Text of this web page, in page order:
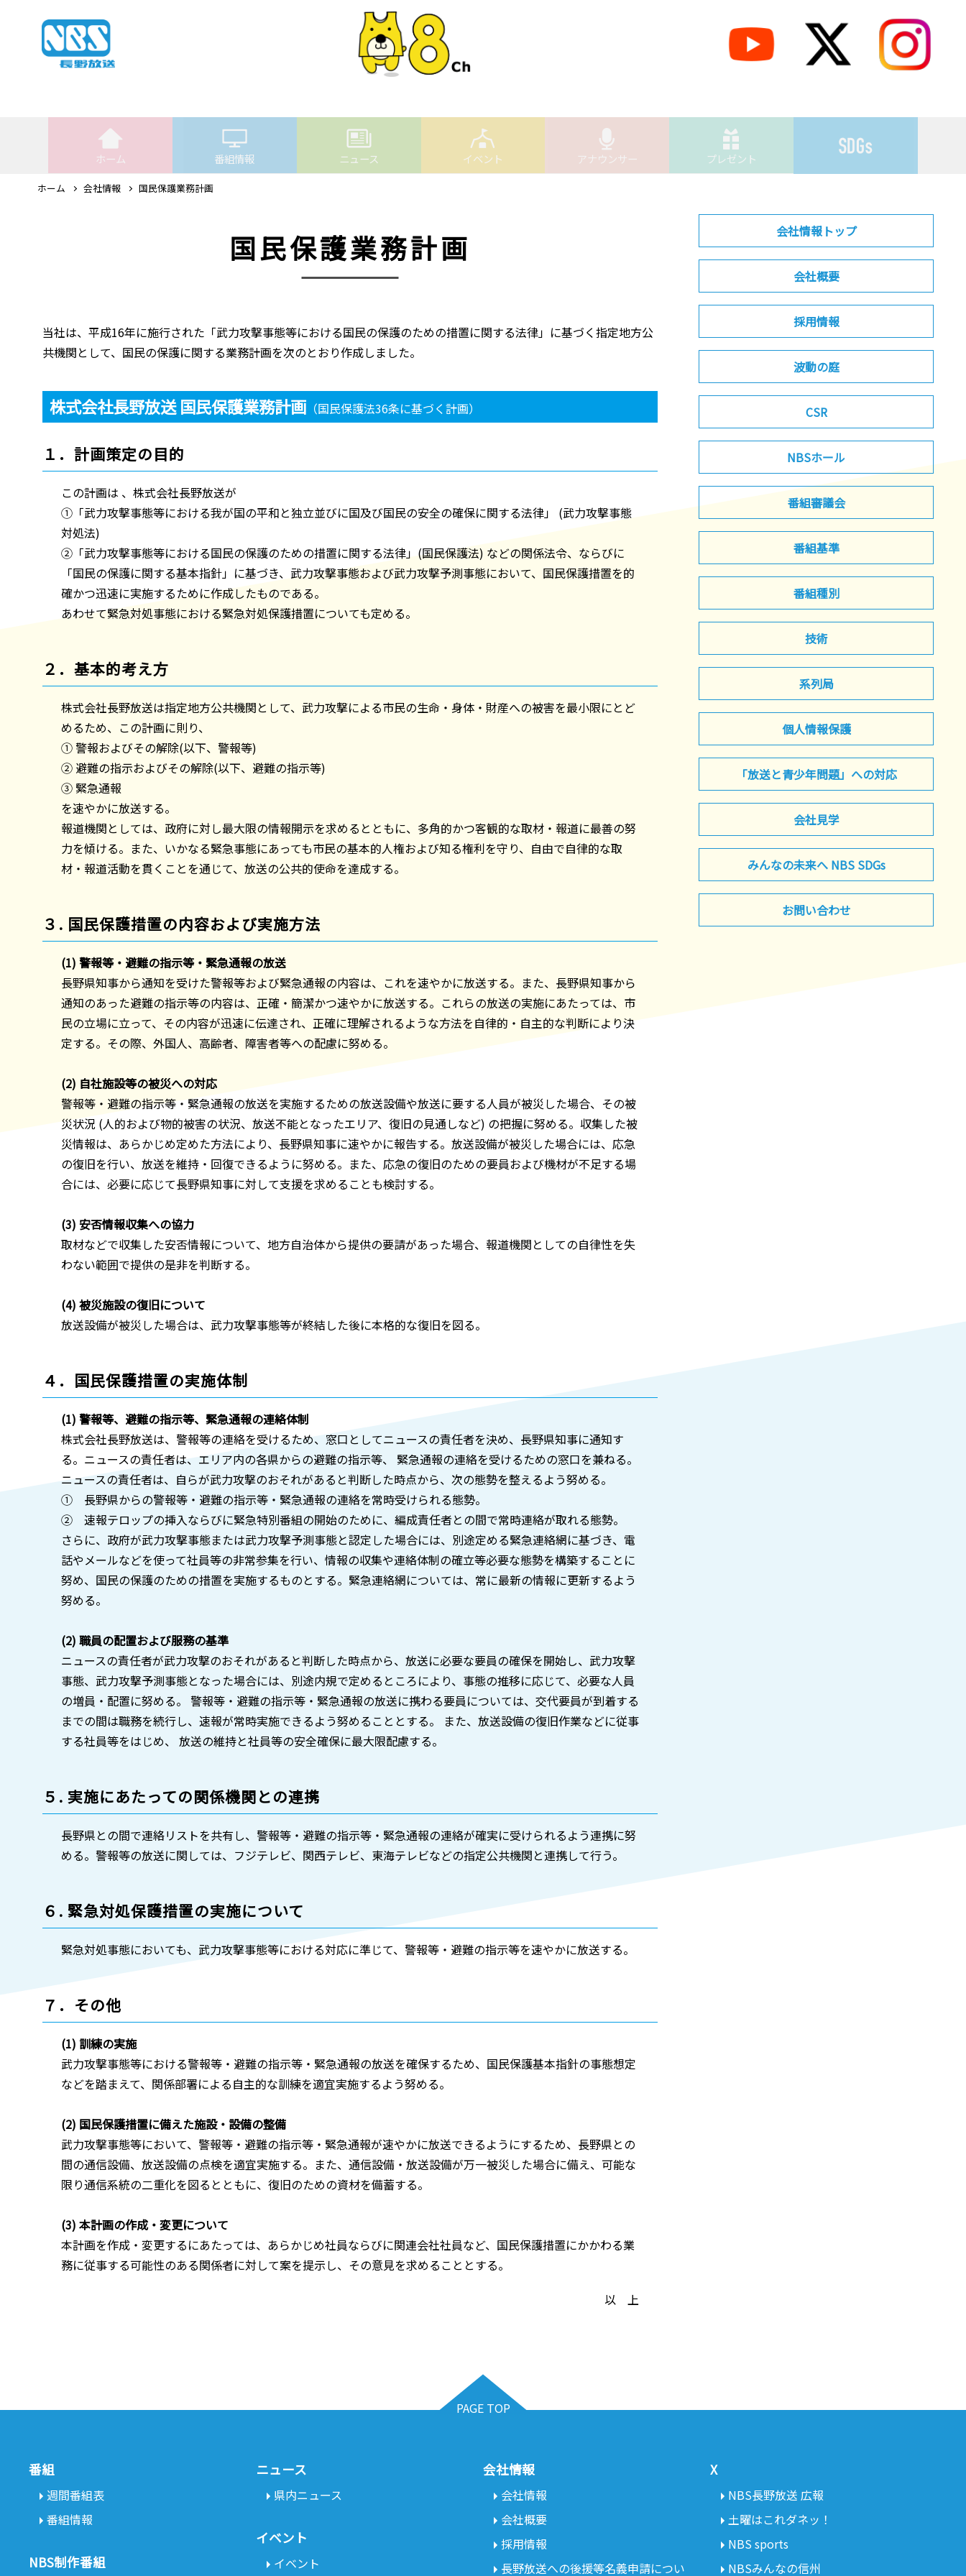
ホーム 番組情報 ニュース イベント アナウンサー プレゼント
ホーム 会社情報 国民保護業務計画
国民保護業務計画
当社は、平成16年に施行された「武力攻撃事態等における国民の保護のための措置に関する法律」に基づく指定地方公
共機関として、国民の保護に関する業務計画を次のとおり作成しました。
株式会社長野放送 国民保護業務計画 （国民保護法36条に基づく計画）
１．計画策定の目的
この計画は 、株式会社長野放送が
①「武力攻撃事態等における我が国の平和と独立並びに国及び国民の安全の確保に関する法律」 (武力攻撃事態
対処法)
②「武力攻撃事態等における国民の保護のための措置に関する法律」(国民保護法) などの関係法令、ならびに
「国民の保護に関する基本指針」に基づき、武力攻撃事態および武力攻撃予測事態において、国民保護措置を的
確かつ迅速に実施するために作成したものである。
あわせて緊急対処事態における緊急対処保護措置についても定める。
２．基本的考え方
株式会社長野放送は指定地方公共機関として、武力攻撃による市民の生命・身体・財産への被害を最小限にとど
めるため、この計画に則り、
① 警報およびその解除(以下、警報等)
② 避難の指示およびその解除(以下、避難の指示等)
③ 緊急通報
を速やかに放送する。
報道機関としては、政府に対し最大限の情報開示を求めるとともに、多角的かつ客観的な取材・報道に最善の努
力を傾ける。また、いかなる緊急事態にあっても市民の基本的人権および知る権利を守り、自由で自律的な取
材・報道活動を貫くことを通じて、放送の公共的使命を達成する。
３. 国民保護措置の内容および実施方法
(1) 警報等・避難の指示等・緊急通報の放送
長野県知事から通知を受けた警報等および緊急通報の内容は、これを速やかに放送する。また、長野県知事から
通知のあった避難の指示等の内容は、正確・簡潔かつ速やかに放送する。これらの放送の実施にあたっては、市
民の立場に立って、その内容が迅速に伝達され、正確に理解されるような方法を自律的・自主的な判断により決
定する。その際、外国人、高齢者、障害者等への配慮に努める。
(2) 自社施設等の被災への対応
警報等・避難の指示等・緊急通報の放送を実施するための放送設備や放送に要する人員が被災した場合、その被
災状況 (人的および物的被害の状況、放送不能となったエリア、復旧の見通しなど) の把握に努める。収集した被
災情報は、あらかじめ定めた方法により、長野県知事に速やかに報告する。放送設備が被災した場合には、応急
の復旧を行い、放送を維持・回復できるように努める。また、応急の復旧のための要員および機材が不足する場
合には、必要に応じて長野県知事に対して支援を求めることも検討する。
(3) 安否情報収集への協力
取材などで収集した安否情報について、地方自治体から提供の要請があった場合、報道機関としての自律性を失
わない範囲で提供の是非を判断する。
(4) 被災施設の復旧について
放送設備が被災した場合は、武力攻撃事態等が終結した後に本格的な復旧を図る。
４．国民保護措置の実施体制
(1) 警報等、避難の指示等、緊急通報の連絡体制
株式会社長野放送は、警報等の連絡を受けるため、窓口としてニュースの責任者を決め、長野県知事に通知す
る。ニュースの責任者は、エリア内の各県からの避難の指示等、 緊急通報の連絡を受けるための窓口を兼ねる。
ニュースの責任者は、自らが武力攻撃のおそれがあると判断した時点から、次の態勢を整えるよう努める。
① 長野県からの警報等・避難の指示等・緊急通報の連絡を常時受けられる態勢。
② 速報テロップの挿入ならびに緊急特別番組の開始のために、編成責任者との間で常時連絡が取れる態勢。
さらに、政府が武力攻撃事態または武力攻撃予測事態と認定した場合には、別途定める緊急連絡網に基づき、電
話やメールなどを使って社員等の非常参集を行い、情報の収集や連絡体制の確立等必要な態勢を構築することに
努め、国民の保護のための措置を実施するものとする。緊急連絡網については、常に最新の情報に更新するよう
努める。
(2) 職員の配置および服務の基準
ニュースの責任者が武力攻撃のおそれがあると判断した時点から、放送に必要な要員の確保を開始し、武力攻撃
事態、武力攻撃予測事態となった場合には、別途内規で定めるところにより、事態の推移に応じて、必要な人員
の増員・配置に努める。 警報等・避難の指示等・緊急通報の放送に携わる要員については、交代要員が到着する
までの間は職務を続行し、速報が常時実施できるよう努めることとする。 また、放送設備の復旧作業などに従事
する社員等をはじめ、 放送の維持と社員等の安全確保に最大限配慮する。
５. 実施にあたっての関係機関との連携
長野県との間で連絡リストを共有し、警報等・避難の指示等・緊急通報の連絡が確実に受けられるよう連携に努
める。警報等の放送に関しては、フジテレビ、関西テレビ、東海テレビなどの指定公共機関と連携して行う。
６. 緊急対処保護措置の実施について
緊急対処事態においても、武力攻撃事態等における対応に準じて、警報等・避難の指示等を速やかに放送する。
７．その他
(1) 訓練の実施
武力攻撃事態等における警報等・避難の指示等・緊急通報の放送を確保するため、国民保護基本指針の事態想定
などを踏まえて、関係部署による自主的な訓練を適宜実施するよう努める。
(2) 国民保護措置に備えた施設・設備の整備
武力攻撃事態等において、警報等・避難の指示等・緊急通報が速やかに放送できるようにするため、長野県との
間の通信設備、放送設備の点検を適宜実施する。また、通信設備・放送設備が万一被災した場合に備え、可能な
限り通信系統の二重化を図るとともに、復旧のための資材を備蓄する。
(3) 本計画の作成・変更について
本計画を作成・変更するにあたっては、あらかじめ社員ならびに関連会社社員など、国民保護措置にかかわる業
務に従事する可能性のある関係者に対して案を提示し、その意見を求めることとする。
以 上
会社情報トップ
会社概要
採用情報
波動の庭
CSR
NBSホール
番組審議会
番組基準
番組種別
技術
系列局
個人情報保護
「放送と青少年問題」への対応
会社見学
みんなの未来へ NBS SDGs
お問い合わせ
PAGE TOP
番組
週間番組表
番組情報
NBS制作番組
ニュース
県内ニュース
イベント
イベント
会社情報
会社情報
会社概要
採用情報
長野放送への後援等名義申請につい
X
NBS長野放送 広報
土曜はこれダネッ！
NBS sports
NBSみんなの信州